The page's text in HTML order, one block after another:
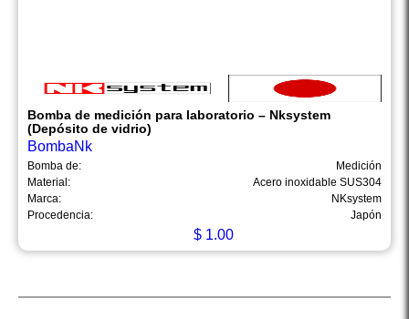
Bomba de medición para laboratorio – Nksystem
(Depósito de vidrio)
BombaNk
Bomba de:
Medición
Material:
Acero inoxidable SUS304
Marca:
NKsystem
Procedencia:
Japón
$ 1.00